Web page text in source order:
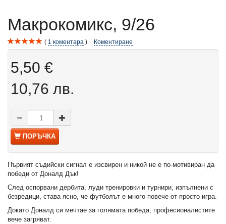
Макрокомикс, 9/26
1 коментара Коментиране
5,50 €
10,76 лв.
ПОРЪЧКА
Първият съдийски сигнал е изсвирен и никой не е по-мотивиран да
победи от Доналд Дък!
След оспорвани дербита, луди тренировки и турнири, изпълнени с
безредици, става ясно, че футболът е много повече от просто игра.
Докато Доналд си мечтае за голямата победа, професионалистите
вече загряват.